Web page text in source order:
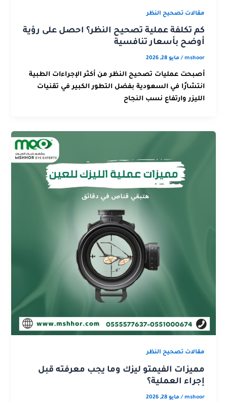
مقالات تصحيح النظر
كم تكلفة عملية تصحيح النظر؟ احصل على رؤية
أوضح بأسعار تنافسية
mshoor
/ مايو 28, 2026
أصبحت عمليات تصحيح النظر من أكثر الإجراءات الطبية
انتشارًا في السعودية بفضل التطور الكبير في تقنيات
الليزر وارتفاع نسب النجاح
مقالات تصحيح النظر
مميزات الفيمتو ليزك وما يجب معرفته قبل
إجراء العملية؟
mshoor
/ مايو 28, 2026